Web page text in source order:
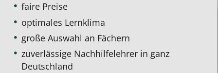
faire Preise
optimales Lernklima
große Auswahl an Fächern
zuverlässige Nachhilfelehrer in ganz
Deutschland